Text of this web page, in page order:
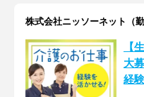
株式会社ニッソーネット（
【
大
経